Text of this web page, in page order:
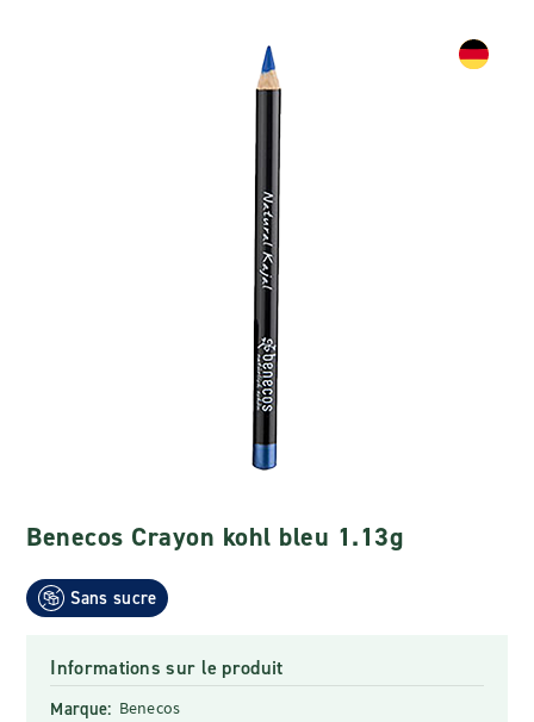
Benecos Crayon kohl bleu 1.13g
Sans sucre
Informations sur le produit
Marque: Benecos